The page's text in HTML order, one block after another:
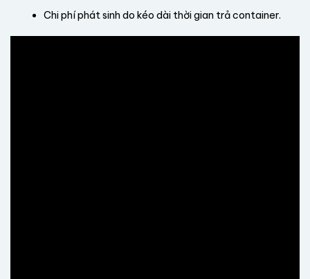
Chi phí phát sinh do kéo dài thời gian trả container.